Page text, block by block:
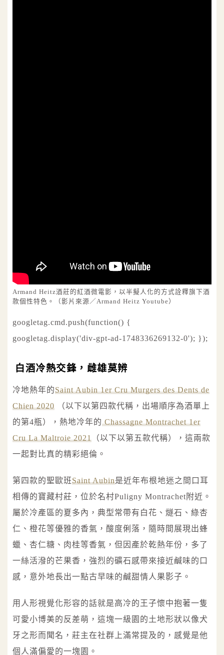
Armand Heitz酒莊的紅酒微電影，以半擬人化的方式詮釋旗下酒
款個性特色。（影片來源／Armand Heitz Youtube）
googletag.cmd.push(function() {
googletag.display('div-gpt-ad-1748336269132-0'); });
白酒冷熱交鋒，雌雄莫辨
冷地熱年的Saint Aubin 1er Cru Murgers des Dents de
Chien 2020 （以下以第四款代稱，出場順序為酒單上
的第4瓶），熱地冷年的Chassagne Montrachet 1er
Cru La Maltroie 2021 （以下以第五款代稱），這兩款
一起對比真的精彩絕倫。
第四款的聖歐班Saint Aubin是近年布根地迷之間口耳
相傳的寶藏村莊，位於名村Puligny Montrachet附近。
屬於冷產區的夏多內，典型常帶有白花、燧石、綠杏
仁、橙花等優雅的香氣，酸度俐落，隨時間展現出蜂
蠟、杏仁糖、肉桂等香氣，但因產於乾熱年份，多了
一絲活潑的芒果香，強烈的礦石感帶來接近鹹味的口
感，意外地長出一點古早味的鹹甜情人果影子。
用人形視覺化形容的話就是高冷的王子懷中抱著一隻
可愛小博美的反差萌，這塊一級園的土地形狀以像犬
牙之形而聞名，莊主在社群上滿常提及的，感覺是他
個人滿偏愛的一塊園。